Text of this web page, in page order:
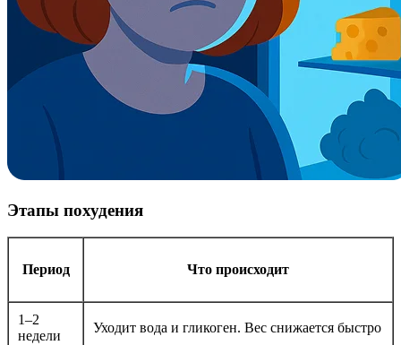
Этапы похудения
Период Что происходит
1–2
недели
Уходит вода и гликоген. Вес снижается быстро